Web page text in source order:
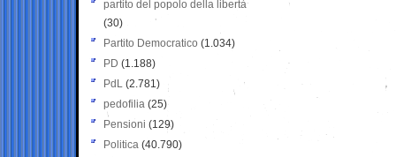
partito del popolo della libertà
(30)
Partito Democratico (1.034)
PD (1.188)
PdL (2.781)
pedofilia (25)
Pensioni (129)
Politica (40.790)